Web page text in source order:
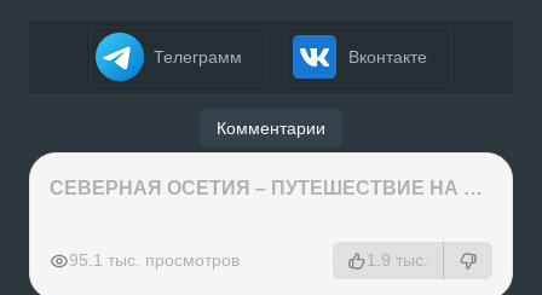
Телеграмм Вконтакте
Комментарии
СЕВЕРНАЯ ОСЕТИЯ – ПУТЕШЕСТВИЕ НА КАВКАЗ часть 4
95.1 тыс. просмотров 1.9 тыс.